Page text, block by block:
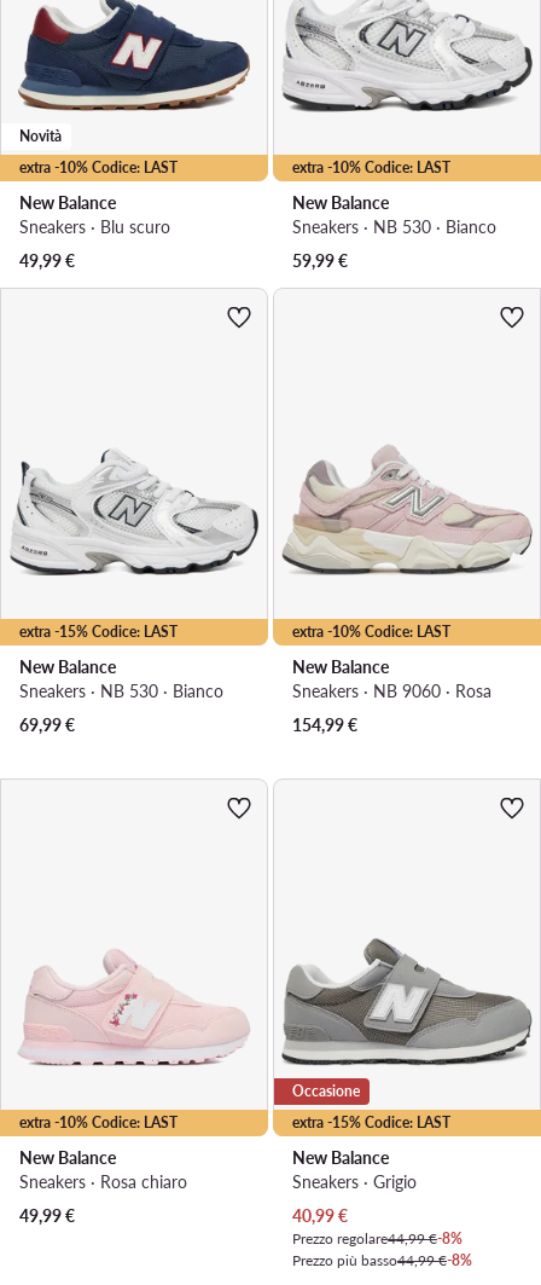
extra -10% Codice: LAST
Novità
New Balance
Sneakers · Blu scuro
49,99€
extra -10% Codice: LAST
New Balance
Sneakers · NB 530 · Bianco
59,99€
extra -15% Codice: LAST
New Balance
Sneakers · NB 530 · Bianco
69,99€
extra -10% Codice: LAST
New Balance
Sneakers · NB 9060 · Rosa
154,99€
extra -10% Codice: LAST
New Balance
Sneakers · Rosa chiaro
49,99€
extra -15% Codice: LAST
Occasione
New Balance
Sneakers · Grigio
Prezzo attuale
40,99€
Prezzo regolare44,99 €-8%
Prezzo più basso44,99 €-8%